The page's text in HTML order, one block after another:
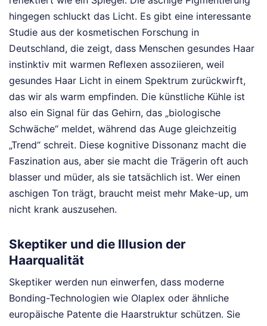
hingegen schluckt das Licht. Es gibt eine interessante
Studie aus der kosmetischen Forschung in
Deutschland, die zeigt, dass Menschen gesundes Haar
instinktiv mit warmen Reflexen assoziieren, weil
gesundes Haar Licht in einem Spektrum zurückwirft,
das wir als warm empfinden. Die künstliche Kühle ist
also ein Signal für das Gehirn, das „biologische
Schwäche“ meldet, während das Auge gleichzeitig
„Trend“ schreit. Diese kognitive Dissonanz macht die
Faszination aus, aber sie macht die Trägerin oft auch
blasser und müder, als sie tatsächlich ist. Wer einen
aschigen Ton trägt, braucht meist mehr Make-up, um
nicht krank auszusehen.
Skeptiker und die Illusion der
Haarqualität
Skeptiker werden nun einwerfen, dass moderne
Bonding-Technologien wie Olaplex oder ähnliche
europäische Patente die Haarstruktur schützen. Sie